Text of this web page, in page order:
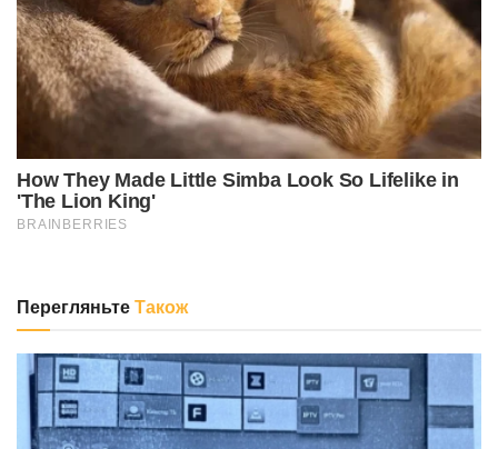
ПерегляньтеТакож